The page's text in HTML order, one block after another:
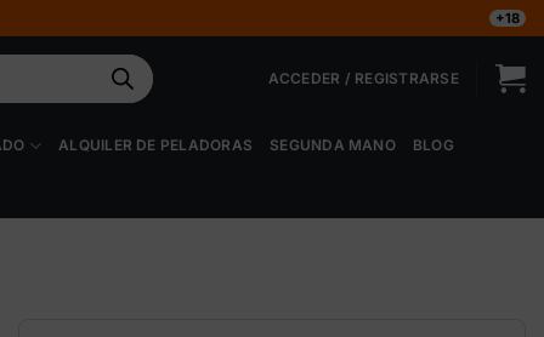
+18
ACCEDER / REGISTRARSE
ALQUILER DE PELADORAS SEGUNDA MANO BLOG